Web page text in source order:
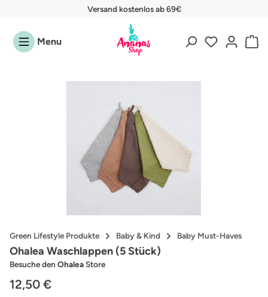
Zum Hauptinhalt springenVersand kostenlos ab 69€
Menu
Green Lifestyle Produkte Baby & Kind Baby Must-Haves
Ohalea Waschlappen (5 Stück)
Besuche den OhaleaStore
12,50 €